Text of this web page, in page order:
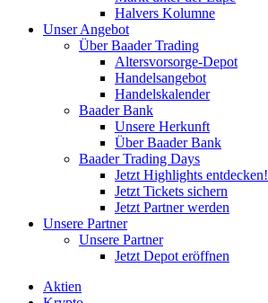
Halvers Kolumne
Unser Angebot
Über Baader Trading
Altersvorsorge-Depot
Handelsangebot
Handelskalender
Baader Bank
Unsere Herkunft
Über Baader Bank
Baader Trading Days
Jetzt Highlights entdecken!
Jetzt Tickets sichern
Jetzt Partner werden
Unsere Partner
Unsere Partner
Jetzt Depot eröffnen
Aktien